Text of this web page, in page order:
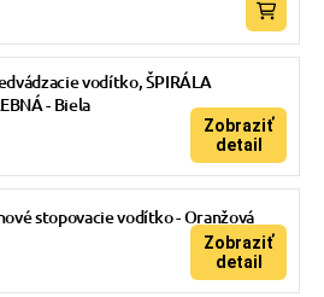
vodítko, ŠPIRÁLA
- Biela
Zobraziť
detail
stopovacie vodítko - Oranžová
Zobraziť
detail